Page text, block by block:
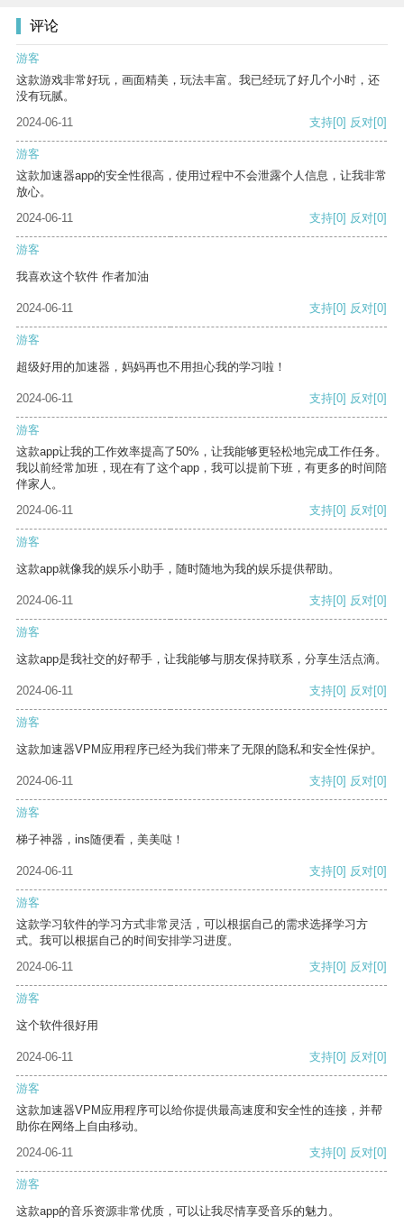
评论
游客
这款游戏非常好玩，画面精美，玩法丰富。我已经玩了好几个小时，还
没有玩腻。
2024-06-11
支持[0] 反对[0]
游客
这款加速器app的安全性很高，使用过程中不会泄露个人信息，让我非常
放心。
2024-06-11
支持[0] 反对[0]
游客
我喜欢这个软件 作者加油
2024-06-11 支持[0] 反对[0]
游客
超级好用的加速器，妈妈再也不用担心我的学习啦！
2024-06-11 支持[0] 反对[0]
游客
这款app让我的工作效率提高了50%，让我能够更轻松地完成工作任务。
我以前经常加班，现在有了这个app，我可以提前下班，有更多的时间陪
伴家人。
2024-06-11
支持[0] 反对[0]
游客
这款app就像我的娱乐小助手，随时随地为我的娱乐提供帮助。
2024-06-11 支持[0] 反对[0]
游客
这款app是我社交的好帮手，让我能够与朋友保持联系，分享生活点滴。
2024-06-11 支持[0] 反对[0]
游客
这款加速器VPM应用程序已经为我们带来了无限的隐私和安全性保护。
2024-06-11 支持[0] 反对[0]
游客
梯子神器，ins随便看，美美哒！
2024-06-11 支持[0] 反对[0]
游客
这款学习软件的学习方式非常灵活，可以根据自己的需求选择学习方
式。我可以根据自己的时间安排学习进度。
2024-06-11
支持[0] 反对[0]
游客
这个软件很好用
2024-06-11 支持[0] 反对[0]
游客
这款加速器VPM应用程序可以给你提供最高速度和安全性的连接，并帮
助你在网络上自由移动。
2024-06-11
支持[0] 反对[0]
游客
这款app的音乐资源非常优质，可以让我尽情享受音乐的魅力。